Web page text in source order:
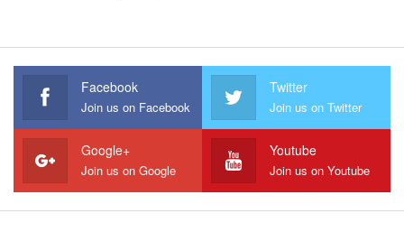
Facebook
Join us on Facebook
Twitter
Join us on Twitter
Google+
Join us on Google
Youtube
Join us on Youtube